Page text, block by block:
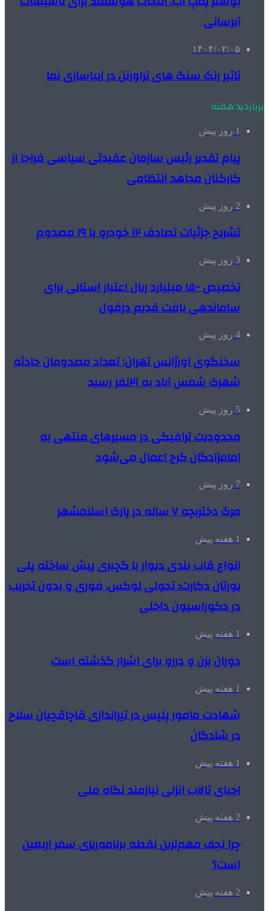
آبرسانی
۱۴۰۴/۰۲/۰۵
تاثیر رنگ سنگ های تراورتن در زیباسازی نما
پربازدید هفته
1 روز پیش
پیام تقدیر رئیس سازمان عقیدتی سیاسی فراجا از
کارکنان مجاهد انتظامی
2 روز پیش
تشریح جزئیات تصادف ۱۲ خودرو با ۱۹ مصدوم
3 روز پیش
تخصیص ۱۵۰۰ میلیارد ریال اعتبار استانی برای
ساماندهی بافت قدیم دزفول
4 روز پیش
سخنگوی اورژانس تهران: تعداد مصدومان حادثه
شهرک شمس آباد به ۲۱نفر رسید
5 روز پیش
محدودیت ترافیکی در مسیرهای منتهی به
امامزادگان کرج اعمال می‌شود
7 روز پیش
مرگ دختربچه ۷ ساله در پارک اسلامشهر
1 هفته پیش
انواع قاب بندی دیوار با گچبری پیش ساخته پلی
یورتان دکارت؛ تحولی لوکس، فوری و بدون تخریب
در دکوراسیون داخلی
1 هفته پیش
دوران بزن و دررو برای اشرار گذشته است
1 هفته پیش
شهادت مامور پلیس در تیراندازی قاچاقچیان سلاح
در شادگان
1 هفته پیش
احیای تالاب انزلی نیازمند نگاه ملی
2 هفته پیش
چرا نجف مهم‌ترین نقطه برنامه‌ریزی سفر اربعین
است؟
2 هفته پیش